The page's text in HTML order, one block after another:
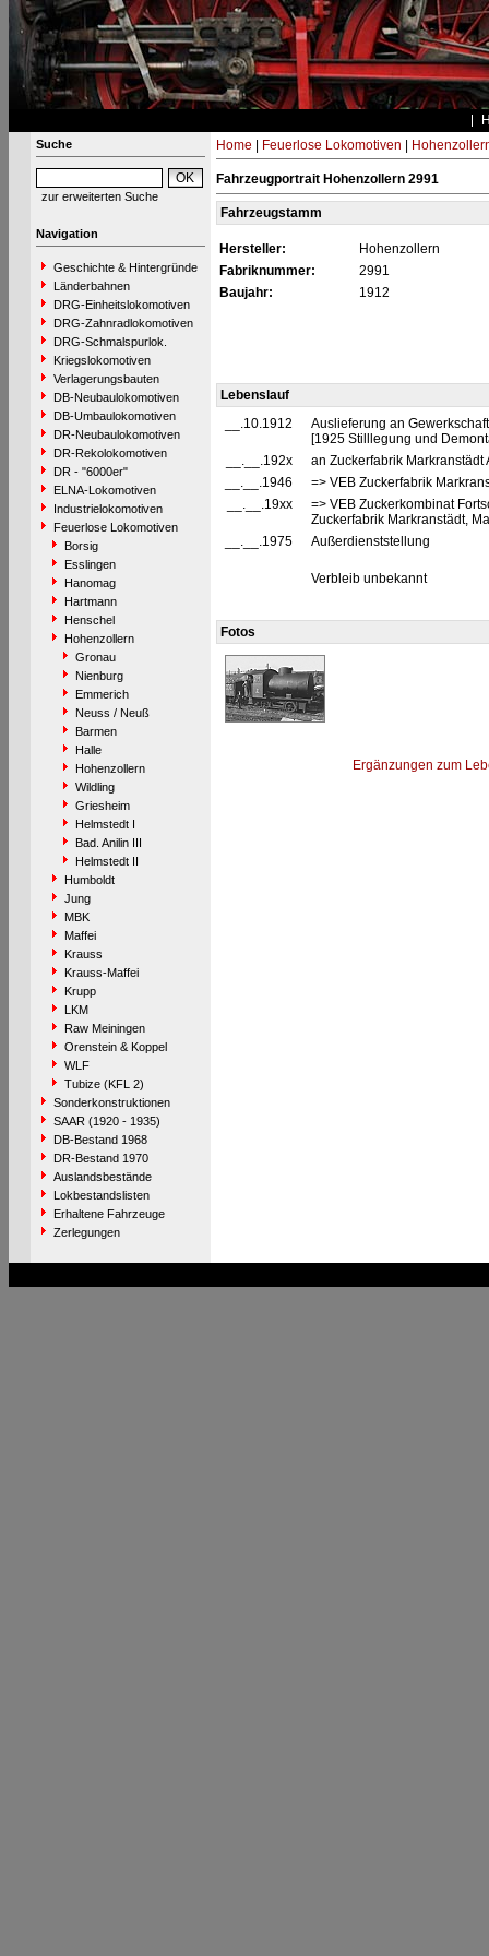
Suche
zur erweiterten Suche
Navigation
Geschichte & Hintergründe
Länderbahnen
DRG-Einheitslokomotiven
DRG-Zahnradlokomotiven
DRG-Schmalspurlok.
Kriegslokomotiven
Verlagerungsbauten
DB-Neubaulokomotiven
DB-Umbaulokomotiven
DR-Neubaulokomotiven
DR-Rekolokomotiven
DR - "6000er"
ELNA-Lokomotiven
Industrielokomotiven
Feuerlose Lokomotiven
Borsig
Esslingen
Hanomag
Hartmann
Henschel
Hohenzollern
Gronau
Nienburg
Emmerich
Neuss / Neuß
Barmen
Halle
Hohenzollern
Wildling
Griesheim
Helmstedt I
Bad. Anilin III
Helmstedt II
Humboldt
Jung
MBK
Maffei
Krauss
Krauss-Maffei
Krupp
LKM
Raw Meiningen
Orenstein & Koppel
WLF
Tubize (KFL 2)
Sonderkonstruktionen
SAAR (1920 - 1935)
DB-Bestand 1968
DR-Bestand 1970
Auslandsbestände
Lokbestandslisten
Erhaltene Fahrzeuge
Zerlegungen
Home Feuerlose Lokomotiven
Fahrzeugportrait Hohenzollern 2991
Fahrzeugstamm
Hersteller:
Hohenzollern
Fabriknummer:
2991
Baujahr:
1912
Lebenslauf
__.10.1912
Auslieferung an
[1925 Stilllegung und
__.__.192x
an Zuckerfabrik Markranstädt
__.__.1946
=> VEB Zuckerfabrik
__.__.19xx
=> VEB Zuckerkombinat
Zuckerfabrik Markranstädt,
__.__.1975
Außerdienststellung
Verbleib unbekannt
Fotos
Ergänzungen zum